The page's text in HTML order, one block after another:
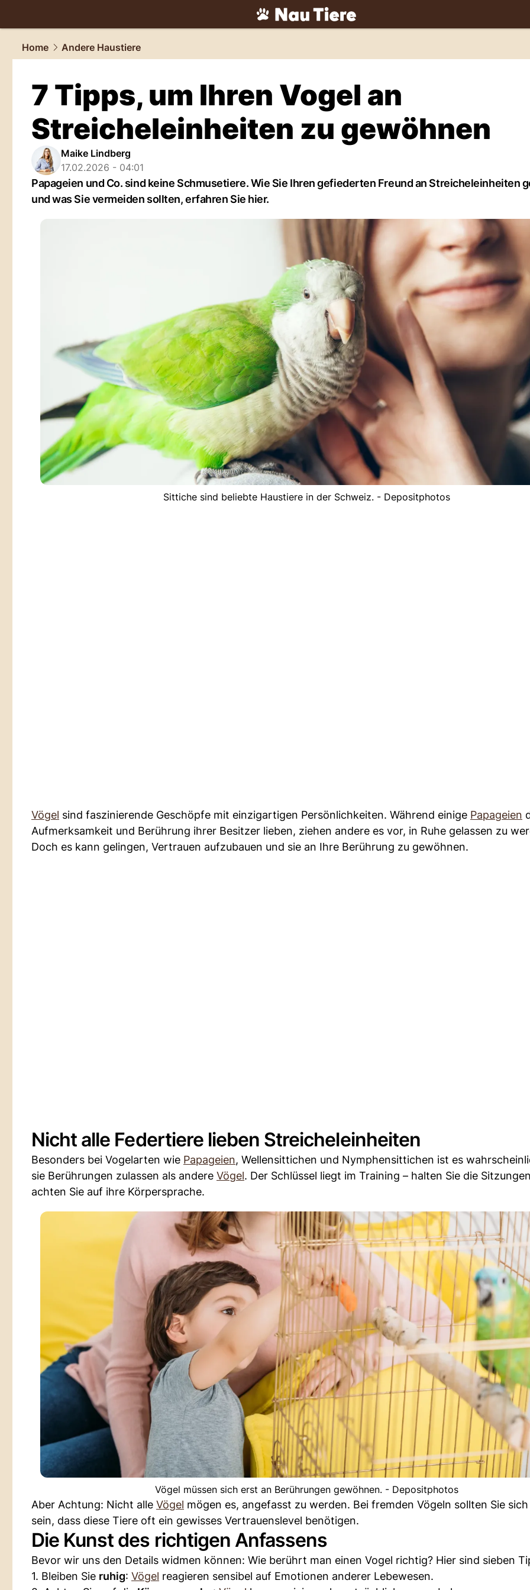
tiere.NAU.ch
Home
Andere Haustiere
7 Tipps, um Ihren Vogel an
Streicheleinheiten zu gewöhnen
Maike Lindberg
17.02.2026 - 04:01
Papageien und Co. sind keine Schmusetiere. Wie Sie Ihren gefiederten Freund an Streicheleinheiten
und was Sie vermeiden sollten, erfahren Sie hier.
Sittiche sind beliebte Haustiere in der Schweiz. - Depositphotos
Vögel sind faszinierende Geschöpfe mit einzigartigen Persönlichkeiten. Während einige Papageien
Aufmerksamkeit und Berührung ihrer Besitzer lieben, ziehen andere es vor, in Ruhe gelassen zu
Doch es kann gelingen, Vertrauen aufzubauen und sie an Ihre Berührung zu gewöhnen.
Nicht alle Federtiere lieben Streicheleinheiten
Besonders bei Vogelarten wie Papageien, Wellensittichen und Nymphensittichen ist es
sie Berührungen zulassen als andere Vögel. Der Schlüssel liegt im Training – halten Sie die
achten Sie auf ihre Körpersprache.
Vögel müssen sich erst an Berührungen gewöhnen. - Depositphotos
Aber Achtung: Nicht alle Vögel mögen es, angefasst zu werden. Bei fremden Vögeln sollten Sie
sein, dass diese Tiere oft ein gewisses Vertrauenslevel benötigen.
Die Kunst des richtigen Anfassens
Bevor wir uns den Details widmen können: Wie berührt man einen Vogel richtig? Hier sind sieben
1. Bleiben Sie ruhig: Vögel reagieren sensibel auf Emotionen anderer Lebewesen.